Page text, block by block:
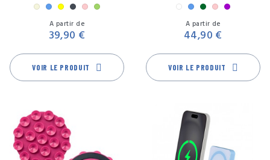
Beige
BleuJaune
NoirRoseVert
A partir de
39,90 €
VOIR LE PRODUIT
Blanc
BleuCamouflage
RoseViolet
A partir de
44,90 €
VOIR LE PRODUIT